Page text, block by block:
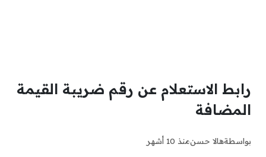
رابط الاستعلام عن رقم ضريبة القيمة
المضافة
بواسطةهالا حسنمنذ 10 أشهر